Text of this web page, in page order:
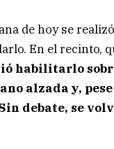
de hoy se
En el recinto,
habilitarlo
alzada y,
debate, se